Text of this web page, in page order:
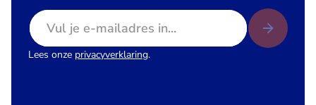
E-mailadres
Lees onze privacyverklaring.